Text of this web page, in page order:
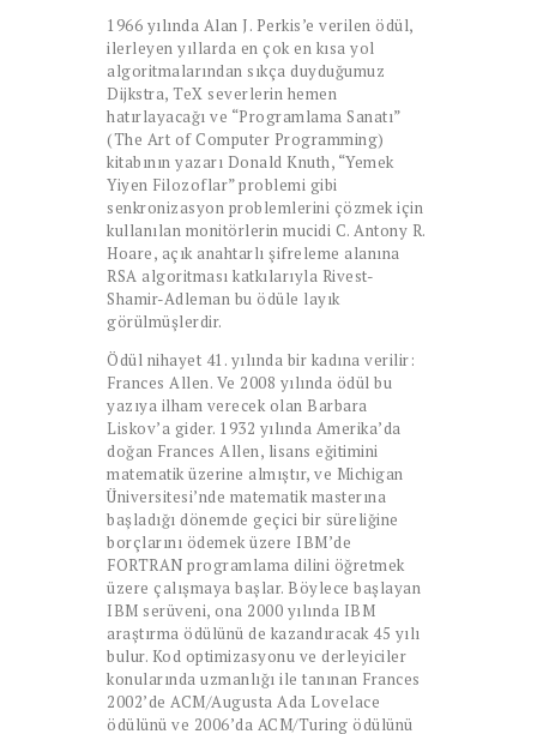
1966 yılında Alan J. Perkis’e verilen ödül,
ilerleyen yıllarda en çok en kısa yol
algoritmalarından sıkça duyduğumuz
Dijkstra, TeX severlerin hemen
hatırlayacağı ve “Programlama Sanatı”
(The Art of Computer Programming)
kitabının yazarı Donald Knuth, “Yemek
Yiyen Filozoflar” problemi gibi
senkronizasyon problemlerini çözmek için
kullanılan monitörlerin mucidi C. Antony R.
Hoare, açık anahtarlı şifreleme alanına
RSA algoritması katkılarıyla Rivest-
Shamir-Adleman bu ödüle layık
görülmüşlerdir.
Ödül nihayet 41. yılında bir kadına verilir:
Frances Allen. Ve 2008 yılında ödül bu
yazıya ilham verecek olan Barbara
Liskov’a gider. 1932 yılında Amerika’da
doğan Frances Allen, lisans eğitimini
matematik üzerine almıştır, ve Michigan
Üniversitesi’nde matematik masterına
başladığı dönemde geçici bir süreliğine
borçlarını ödemek üzere IBM’de
FORTRAN programlama dilini öğretmek
üzere çalışmaya başlar. Böylece başlayan
IBM serüveni, ona 2000 yılında IBM
araştırma ödülünü de kazandıracak 45 yılı
bulur. Kod optimizasyonu ve derleyiciler
konularında uzmanlığı ile tanınan Frances
2002’de ACM/Augusta Ada Lovelace
ödülünü ve 2006’da ACM/Turing ödülünü